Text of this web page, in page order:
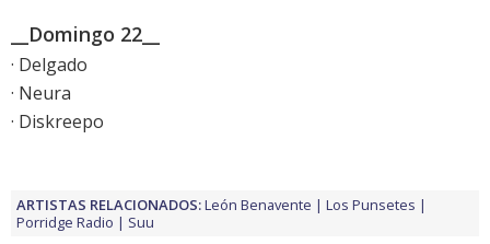
__Domingo 22__
· Delgado
· Neura
· Diskreepo
ARTISTAS RELACIONADOS:León Benavente
Los Punsetes
Porridge Radio
Suu